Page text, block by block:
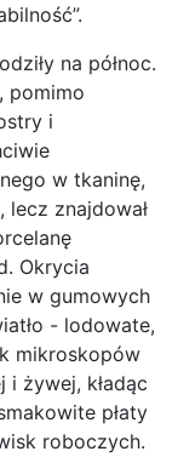
na północ.
pomimo
i
w tkaninę,
lecz znajdował
Okrycia
w gumowych
- lodowate,
mikroskopów
i żywej, kładąc
płaty
roboczych.